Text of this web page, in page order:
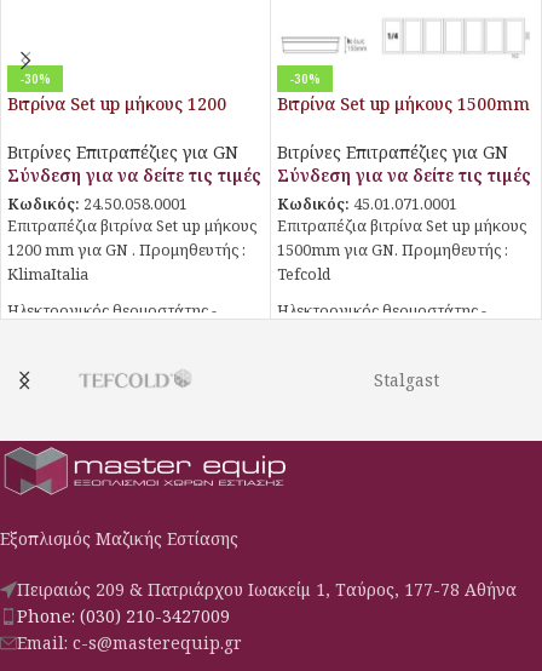
-30%
Βιτρίνα Set up μήκους 1200
Βιτρίνες Επιτραπέζιες για GN
Σύνδεση για να δείτε τις τιμές
Κωδικός: 24.50.058.0001
Επιτραπέζια βιτρίνα Set up μήκους
1200 mm για GN . Προμηθευτής :
KlimaItalia
Ηλεκτρονικός θερμοστάτης -
-30%
Βιτρίνα Set up μήκους 1500mm
Βιτρίνες Επιτραπέζιες για GN
Σύνδεση για να δείτε τις τιμές
Κωδικός: 45.01.071.0001
Επιτραπέζια βιτρίνα Set up μήκους
1500mm για GN. Προμηθευτής :
Tefcold
Ηλεκτρονικός θερμοστάτης -
Τα GN δεν περιλαμβάνονται.
Stalgast
Εξοπλισμός Μαζικής Εστίασης
Πειραιώς 209 & Πατριάρχου Ιωακείμ 1, Ταύρος, 177-78 Αθήνα
Phone: (030) 210-3427009
Email: c-s@masterequip.gr